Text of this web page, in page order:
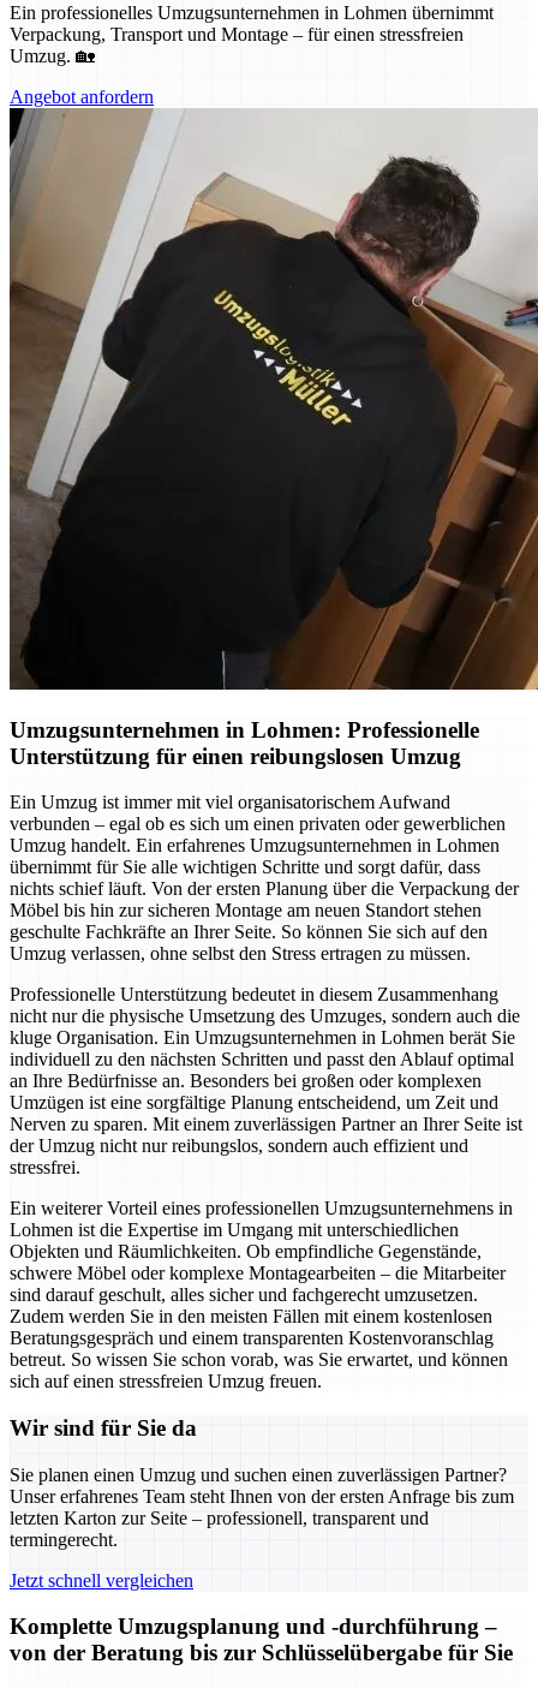
Ein professionelles Umzugsunternehmen in Lohmen übernimmt
Verpackung, Transport und Montage – für einen stressfreien
Umzug. 🏡
Angebot anfordern
Umzugsunternehmen in Lohmen: Professionelle
Unterstützung für einen reibungslosen Umzug
Ein Umzug ist immer mit viel organisatorischem Aufwand
verbunden – egal ob es sich um einen privaten oder gewerblichen
Umzug handelt. Ein erfahrenes Umzugsunternehmen in Lohmen
übernimmt für Sie alle wichtigen Schritte und sorgt dafür, dass
nichts schief läuft. Von der ersten Planung über die Verpackung der
Möbel bis hin zur sicheren Montage am neuen Standort stehen
geschulte Fachkräfte an Ihrer Seite. So können Sie sich auf den
Umzug verlassen, ohne selbst den Stress ertragen zu müssen.
Professionelle Unterstützung bedeutet in diesem Zusammenhang
nicht nur die physische Umsetzung des Umzuges, sondern auch die
kluge Organisation. Ein Umzugsunternehmen in Lohmen berät Sie
individuell zu den nächsten Schritten und passt den Ablauf optimal
an Ihre Bedürfnisse an. Besonders bei großen oder komplexen
Umzügen ist eine sorgfältige Planung entscheidend, um Zeit und
Nerven zu sparen. Mit einem zuverlässigen Partner an Ihrer Seite ist
der Umzug nicht nur reibungslos, sondern auch effizient und
stressfrei.
Ein weiterer Vorteil eines professionellen Umzugsunternehmens in
Lohmen ist die Expertise im Umgang mit unterschiedlichen
Objekten und Räumlichkeiten. Ob empfindliche Gegenstände,
schwere Möbel oder komplexe Montagearbeiten – die Mitarbeiter
sind darauf geschult, alles sicher und fachgerecht umzusetzen.
Zudem werden Sie in den meisten Fällen mit einem kostenlosen
Beratungsgespräch und einem transparenten Kostenvoranschlag
betreut. So wissen Sie schon vorab, was Sie erwartet, und können
sich auf einen stressfreien Umzug freuen.
Wir sind für Sie da
Sie planen einen Umzug und suchen einen zuverlässigen Partner?
Unser erfahrenes Team steht Ihnen von der ersten Anfrage bis zum
letzten Karton zur Seite – professionell, transparent und
termingerecht.
Jetzt schnell vergleichen
Komplette Umzugsplanung und -durchführung –
von der Beratung bis zur Schlüsselübergabe für Sie